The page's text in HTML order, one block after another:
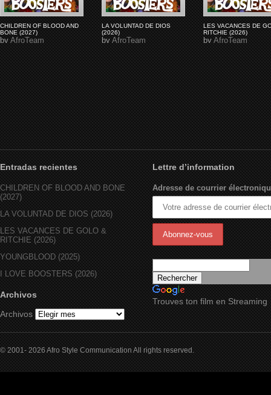
CHILDREN OF BLOOD AND
BONE (2027)
byAfroTeam
LA VOLUNTAD DE DIOS
(2026)
byAfroTeam
LES VACANCES DE
RITCHIE (2026)
byAfroTeam
Entradas recientes
CHILDREN OF BLOOD AND BONE
(2027)
LA VOLUNTAD DE DIOS (2026)
LES VACANCES DE GOLO &
RITCHIE (2026)
YOUNGBLOOD (2025)
I LOVE BOOSTERS (2026)
Archivos
Archivos
Lettre d’information
Adresse de courrier
Trouves ton film en Streaming
© 2001- 2026 Afro Style Communication All rights reserved.